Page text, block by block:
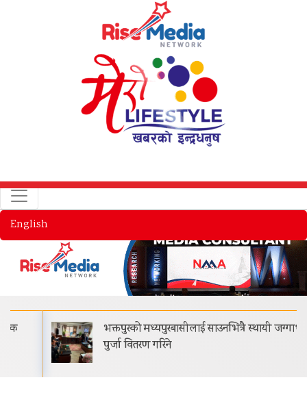
English
भक्तपुरको मध्यपुरबासीलाई साउनभित्रै स्थायी जग्गाधनी
पुर्जा वितरण गरिने